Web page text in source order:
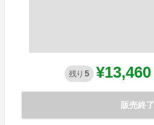
残り 5 ¥13,460
販売終了